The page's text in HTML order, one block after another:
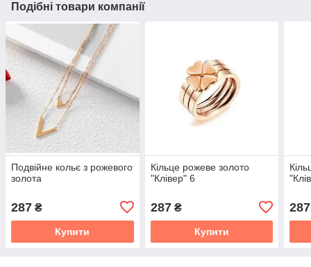
Подібні товари компанії
Подвійне кольє з рожевого
золота
287 ₴
Купити
Кільце рожеве золото
"Клівер" 6
287₴
Купити
287